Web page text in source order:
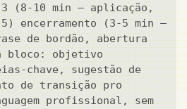
(8-10 min — aplicação,
encerramento (3-5 min —
de bordão, abertura
bloco: objetivo
chave, sugestão de
de transição pro
profissional, sem